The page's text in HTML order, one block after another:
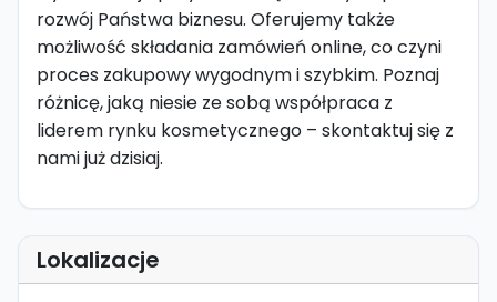
rozwój Państwa biznesu. Oferujemy także
możliwość składania zamówień online, co czyni
proces zakupowy wygodnym i szybkim. Poznaj
różnicę, jaką niesie ze sobą współpraca z
liderem rynku kosmetycznego – skontaktuj się z
nami już dzisiaj.
Lokalizacje